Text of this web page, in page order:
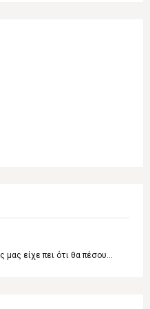
μας είχε πει ότι θα πέσου...